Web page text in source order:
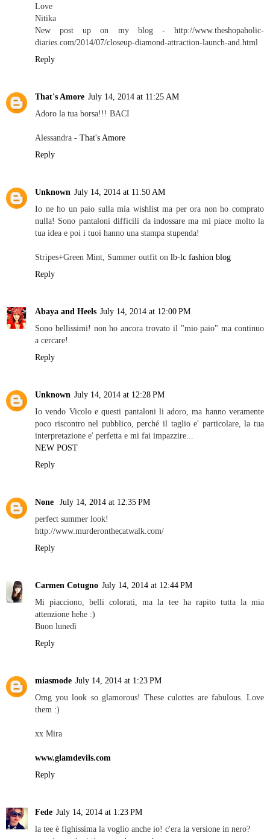
Love
Nitika
New post up on my blog - http://www.theshopaholic-
diaries.com/2014/07/closeup-diamond-attraction-launch-and.html
Reply
That's Amore July 14, 2014 at 11:25 AM
Adoro la tua borsa!!! BACI
Alessandra - That's Amore
Reply
Unknown July 14, 2014 at 11:50 AM
Io ne ho un paio sulla mia wishlist ma per ora non ho comprato
nulla! Sono pantaloni difficili da indossare ma mi piace molto la
tua idea e poi i tuoi hanno una stampa stupenda!
Stripes+Green Mint, Summer outfit on lb-lc fashion blog
Reply
Abaya and Heels July 14, 2014 at 12:00 PM
Sono bellissimi! non ho ancora trovato il "mio paio" ma continuo
a cercare!
Reply
Unknown July 14, 2014 at 12:28 PM
Io vendo Vicolo e questi pantaloni li adoro, ma hanno veramente
poco riscontro nel pubblico, perché il taglio e' particolare, la tua
interpretazione e' perfetta e mi fai impazzire...
NEW POST
Reply
None
July 14, 2014 at 12:35 PM
perfect summer look!
http://www.murderonthecatwalk.com/
Reply
Carmen Cotugno July 14, 2014 at 12:44 PM
Mi piacciono, belli colorati, ma la tee ha rapito tutta la mia
attenzione hehe :)
Buon lunedì
Reply
miasmode July 14, 2014 at 1:23 PM
Omg you look so glamorous! These culottes are fabulous. Love
them :)
xx Mira
www.glamdevils.com
Reply
Fede July 14, 2014 at 1:23 PM
la tee è fighissima la voglio anche io! c'era la versione in nero?